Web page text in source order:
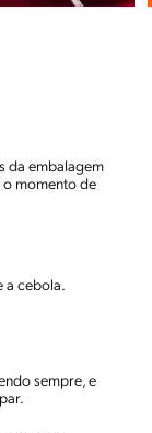
da embalagem
o momento de
a cebola.
sempre, e